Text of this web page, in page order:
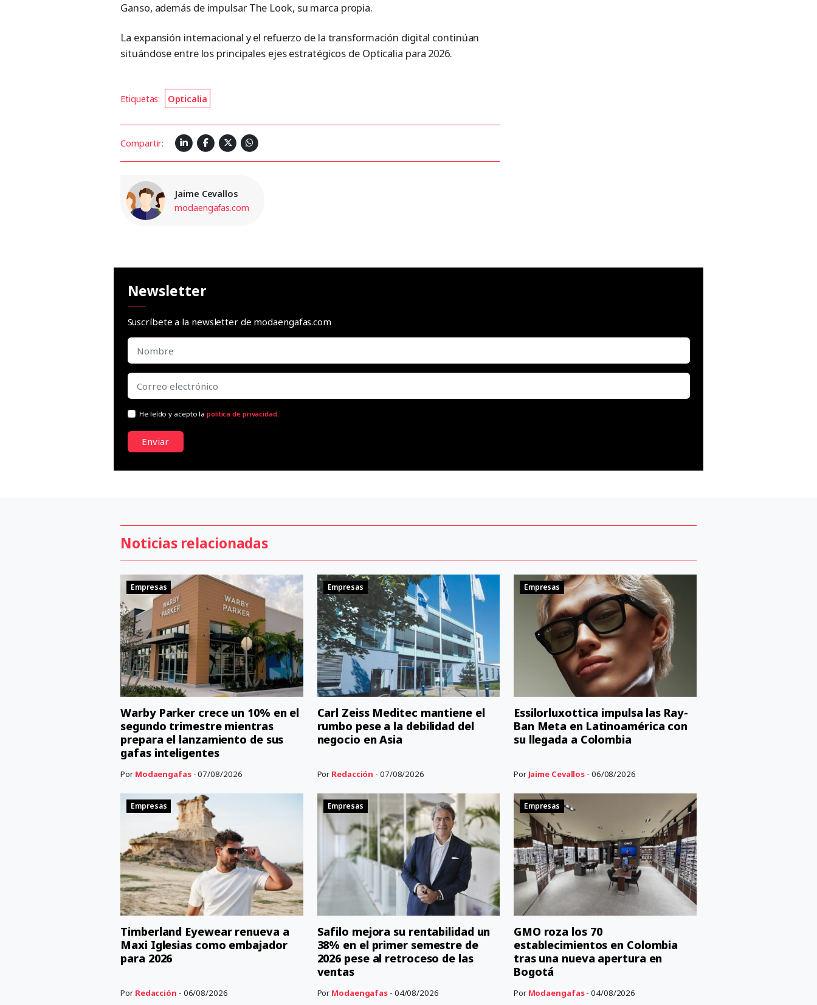
Ganso, además de impulsar The Look, su marca propia.
La expansión internacional y el refuerzo de la transformación digital continúan
situándose entre los principales ejes estratégicos de Opticalia para 2026.
Etiquetas: Opticalia
Compartir:
Jaime Cevallos
modaengafas.com
Newsletter
Suscríbete a la newsletter de modaengafas.com
He leído y acepto lapolítica de privacidad.
Enviar
Noticias relacionadas
Empresas
Warby Parker crece un 10% en el
segundo trimestre mientras
prepara el lanzamiento de sus
gafas inteligentes
Por Modaengafas- 07/08/2026
Empresas
Carl Zeiss Meditec mantiene el
rumbo pese a la debilidad del
negocio en Asia
Por Redacción - 07/08/2026
Empresas
Essilorluxottica impulsa las Ray-
Ban Meta en Latinoamérica con
su llegada a Colombia
Por Jaime Cevallos - 06/08/2026
Empresas
Timberland Eyewear renueva a
Maxi Iglesias como embajador
para 2026
Por Redacción - 06/08/2026
Empresas
Safilo mejora su rentabilidad un
38% en el primer semestre de
2026 pese al retroceso de las
ventas
Por Modaengafas - 04/08/2026
Empresas
GMO roza los 70
establecimientos en Colombia
tras una nueva apertura en
Bogotá
Por Modaengafas- 04/08/2026